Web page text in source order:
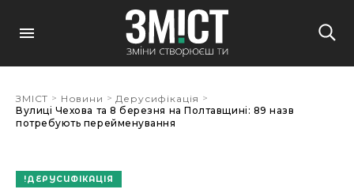
ЗМІСТ > Новини > Дерусифікація >
Вулиці Чехова та 8 березня на Полтавщині: 89 назв
потребують перейменування
ДЕРУСИФІКАЦІЯ